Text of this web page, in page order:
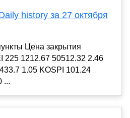
history за 27 октября
Цена закрытия
225 1212.67 50512.32 2.46
1.05 KOSPI 101.24
...